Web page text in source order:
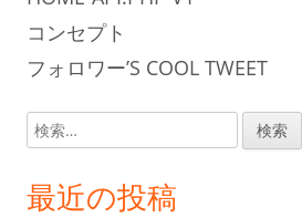
コンセプト
フォロワー’S COOL TWEET
検
索:
最近の投稿